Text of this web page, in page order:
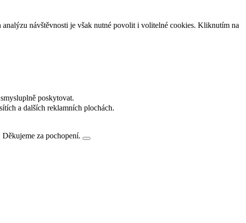
návštěvnosti je však nutné povolit i volitelné cookies. Kliknutím na
poskytovat.
a dalších reklamních plochách.
za pochopení.